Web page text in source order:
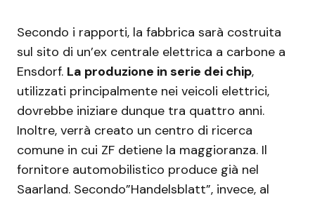
Secondo i rapporti, la fabbrica sarà costruita
sul sito di un’ex centrale elettrica a carbone a
Ensdorf. La produzione in serie dei chip,
utilizzati principalmente nei veicoli elettrici,
dovrebbe iniziare dunque tra quattro anni.
Inoltre, verrà creato un centro di ricerca
comune in cui ZF detiene la maggioranza. Il
fornitore automobilistico produce già nel
Saarland. Secondo”Handelsblatt”, invece, al